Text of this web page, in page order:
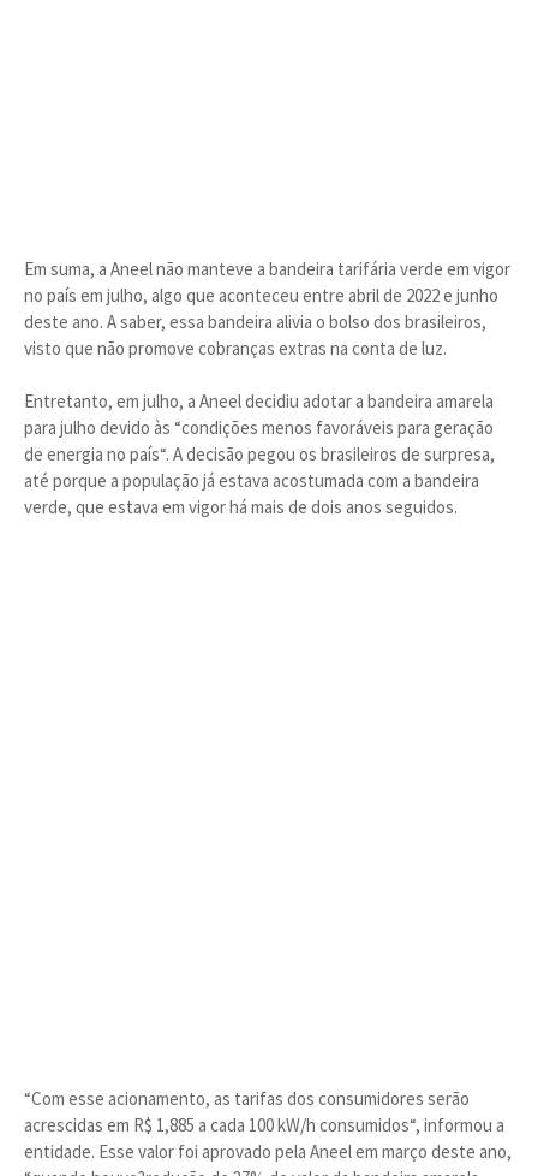
Em suma, a Aneel não manteve a bandeira tarifária verde em vigor
no país em julho, algo que aconteceu entre abril de 2022 e junho
deste ano. A saber, essa bandeira alivia o bolso dos brasileiros,
visto que não promove cobranças extras na conta de luz.
Entretanto, em julho, a Aneel decidiu adotar a bandeira amarela
para julho devido às “condições menos favoráveis para geração
de energia no país“. A decisão pegou os brasileiros de surpresa,
até porque a população já estava acostumada com a bandeira
verde, que estava em vigor há mais de dois anos seguidos.
“Com esse acionamento, as tarifas dos consumidores serão
acrescidas em R$ 1,885 a cada 100 kW/h consumidos“, informou a
entidade. Esse valor foi aprovado pela Aneel em março deste ano,